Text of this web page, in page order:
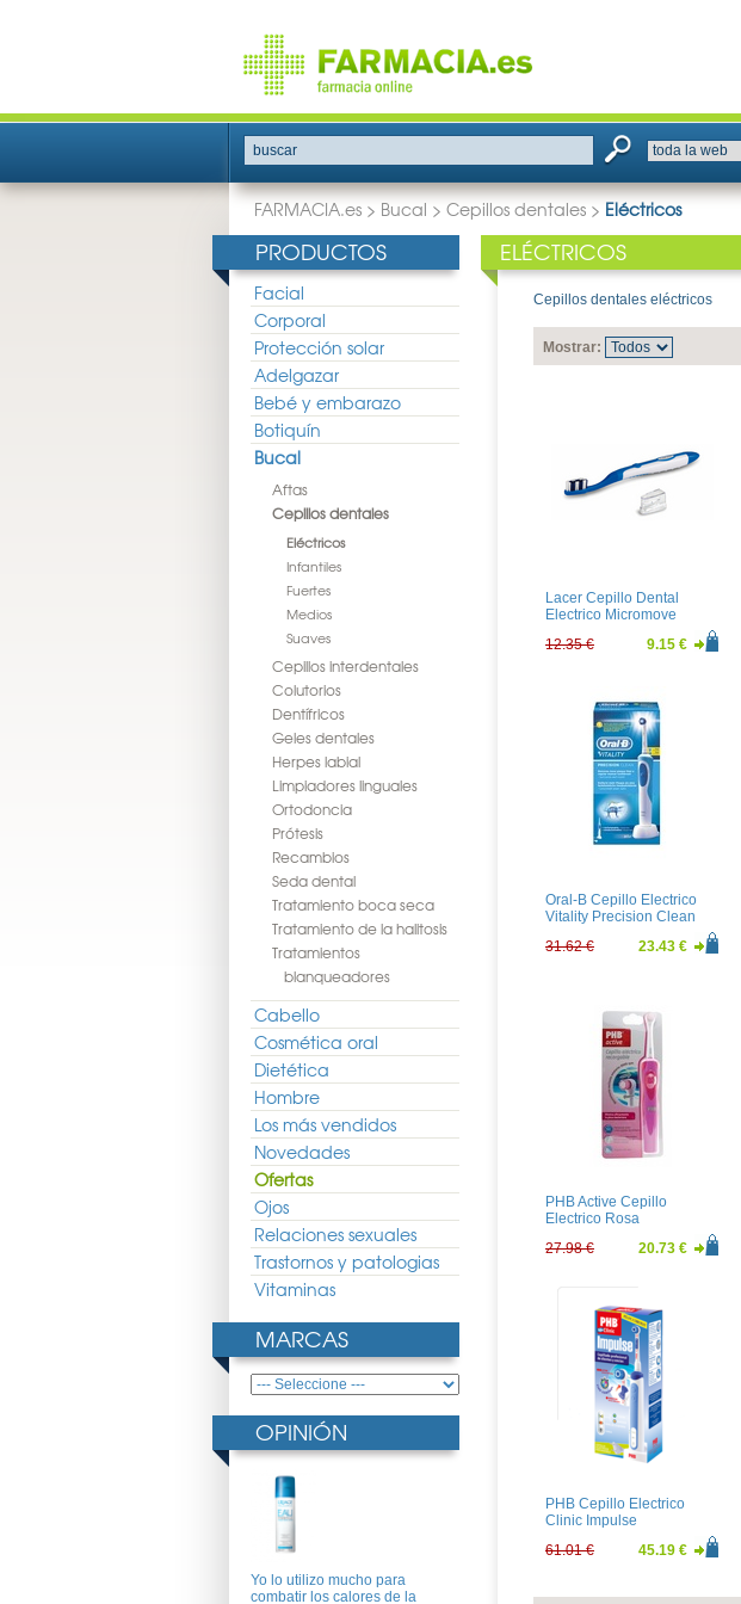
buscar
FARMACIA.es > Bucal > Cepillos dentales > Eléctricos
PRODUCTOS
Facial
Corporal
Protección solar
Adelgazar
Bebé y embarazo
Botiquín
Bucal
Aftas
Cepillos dentales
Eléctricos
Infantiles
Fuertes
Medios
Suaves
Cepillos interdentales
Colutorios
Dentífricos
Geles dentales
Herpes labial
Limpiadores linguales
Ortodoncia
Prótesis
Recambios
Seda dental
Tratamiento boca seca
Tratamiento de la halitosis
Tratamientos
blanqueadores
Cabello
Cosmética oral
Dietética
Hombre
Los más vendidos
Novedades
Ofertas
Ojos
Relaciones sexuales
Trastornos y patologias
Vitaminas
MARCAS
OPINIÓN
Yo lo utilizo mucho para
combatir los calores de la
ELÉCTRICOS
Cepillos dentales eléctricos
Mostrar:
Lacer Cepillo Dental
Electrico Micromove
12.35 € 9.15 €
Oral-B Cepillo Electrico
Vitality Precision Clean
31.62 €
23.43 €
PHB Active Cepillo
Electrico Rosa
27.98 €
20.73 €
PHB Cepillo Electrico
Clinic Impulse
61.01 €
45.19 €